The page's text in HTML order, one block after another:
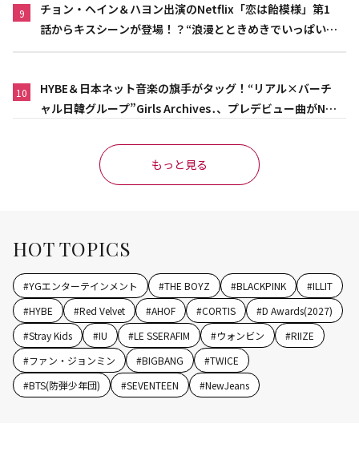
9
チョン・ヘイン＆ハヨン出演のNetflix「恋は飴模様」第1
話からキスシーンが登場！？“浪漫とときめきでいっぱいの
10
HYBE＆日本ネット音楽の旗手がタッグ！“リアル×バーチ
ャル日韓グループ”Girls Archives․、プレデビュー曲がNet
もっと見る
HOT TOPICS
#YGエンターテインメント #THE BOYZ #BLACKPINK #ILLIT
#HYBE #Red Velvet #AHOF #CORTIS #D Awards(2027)
#Stray Kids #IU #LE SSERAFIM #ウォンビン #RIIZE
#ファン・ジョンミン #BIGBANG #TWICE
#BTS(防弾少年団) #SEVENTEEN #NewJeans